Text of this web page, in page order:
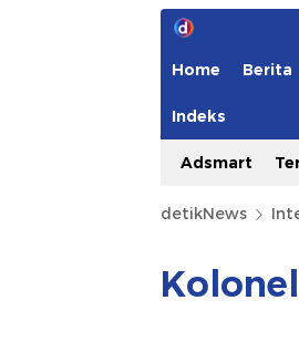
Home Berita
Indeks
Adsmart
detikNews